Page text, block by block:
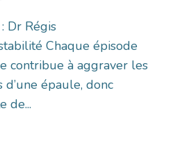
Dr Régis
Chaque épisode
contribue à aggraver les
épaule, donc
de...